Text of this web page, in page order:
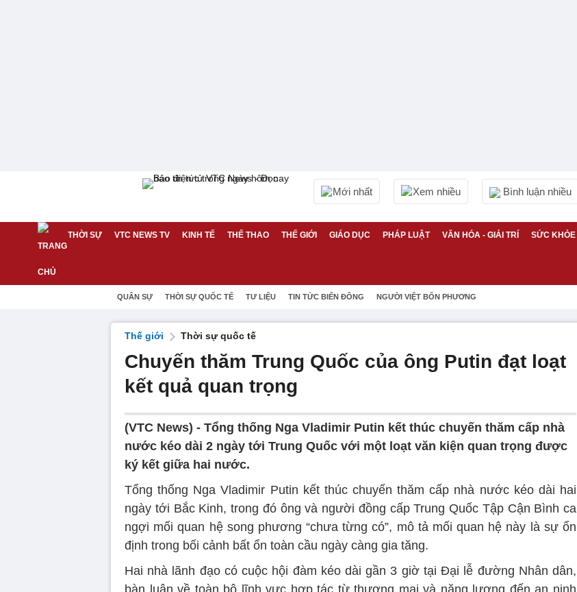
Mới nhất Xem nhiều Bình luận nhiều
THỜI SỰ VTC NEWS TV KINH TẾ THỂ THAO THẾ GIỚI GIÁO DỤC PHÁP LUẬT VĂN HÓA - GIẢI TRÍ SỨC KHỎE
QUÂN SỰ THỜI SỰ QUỐC TẾ TƯ LIỆU TIN TỨC BIỂN ĐÔNG NGƯỜI VIỆT BỐN PHƯƠNG
Thế giới Thời sự quốc tế
Chuyến thăm Trung Quốc của ông Putin đạt loạt
kết quả quan trọng
(VTC News) - Tổng thống Nga Vladimir Putin kết thúc chuyến thăm cấp nhà
nước kéo dài 2 ngày tới Trung Quốc với một loạt văn kiện quan trọng được
ký kết giữa hai nước.
Tổng thống Nga Vladimir Putin kết thúc chuyến thăm cấp nhà nước kéo dài hai
ngày tới Bắc Kinh, trong đó ông và người đồng cấp Trung Quốc Tập Cận Bình ca
ngợi mối quan hệ song phương “chưa từng có”, mô tả mối quan hệ này là sự ổn
định trong bối cảnh bất ổn toàn cầu ngày càng gia tăng.
Hai nhà lãnh đạo có cuộc hội đàm kéo dài gần 3 giờ tại Đại lễ đường Nhân dân,
bàn luận về toàn bộ lĩnh vực hợp tác từ thương mại và năng lượng đến an ninh